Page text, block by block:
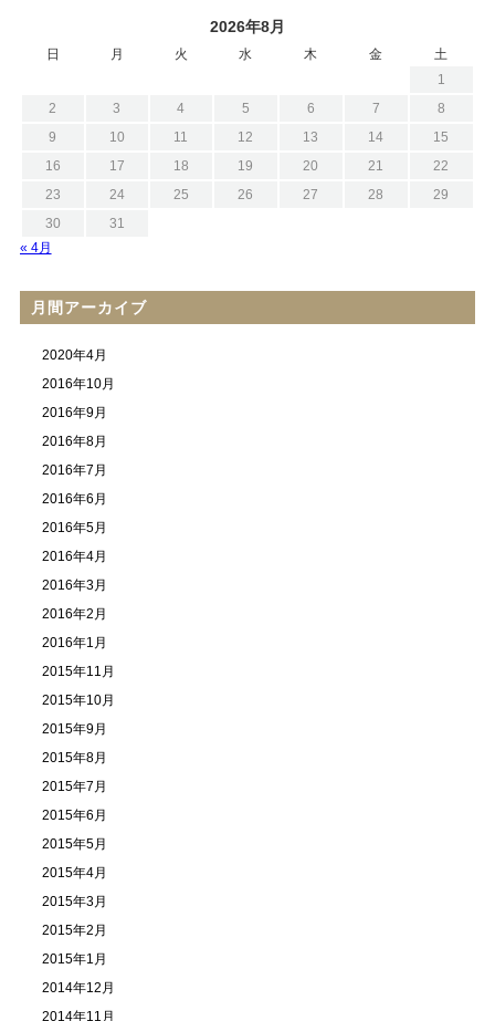
2026年8月
日 月 火 水 木 金
土
1
2
3 4 5 6 7
8
9
10 11 12 13 14
15
16
17 18 19 20 21
22
23
24 25 26 27 28
29
30
31
« 4月
月間アーカイブ
2020年4月
2016年10月
2016年9月
2016年8月
2016年7月
2016年6月
2016年5月
2016年4月
2016年3月
2016年2月
2016年1月
2015年11月
2015年10月
2015年9月
2015年8月
2015年7月
2015年6月
2015年5月
2015年4月
2015年3月
2015年2月
2015年1月
2014年12月
2014年11月